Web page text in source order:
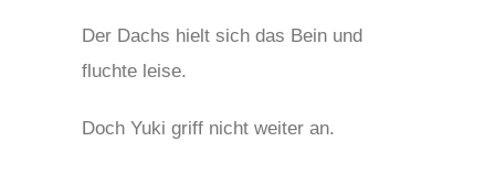
Der Dachs hielt sich das Bein und
fluchte leise.
Doch Yuki griff nicht weiter an.